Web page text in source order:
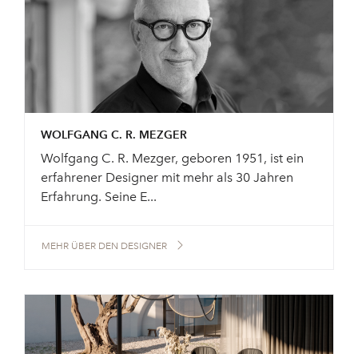
WOLFGANG C. R. MEZGER
Wolfgang C. R. Mezger, geboren 1951, ist ein
erfahrener Designer mit mehr als 30 Jahren
Erfahrung. Seine E...
MEHR ÜBER DEN DESIGNER